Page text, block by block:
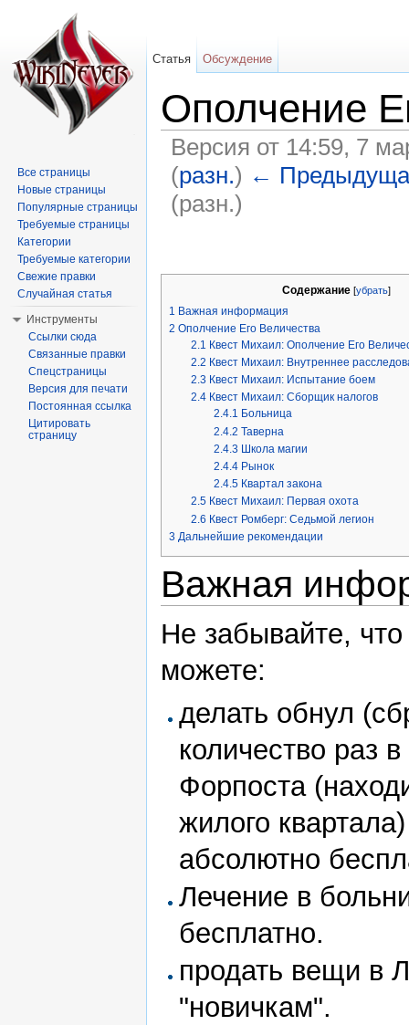
Ополчение
Версия от 14:59, 7
(разн.) ←
(разн.)
Содержание [убрать]
1 Важная информация
2 Ополчение Его Величества
2.1 Квест Михаил: Ополчение Его
2.2 Квест Михаил: Внутреннее
2.3 Квест Михаил: Испытание боем
2.4 Квест Михаил: Сборщик налогов
2.4.1 Больница
2.4.2 Таверна
2.4.3 Школа магии
2.4.4 Рынок
2.4.5 Квартал закона
2.5 Квест Михаил: Первая охота
2.6 Квест Ромберг: Седьмой легион
3 Дальнейшие рекомендации
Важная
Не забывайте,
можете:
делать обнул
количество раз
Форпоста
жилого
абсолютно
Лечение в
бесплатно.
продать вещи в
"новичкам".
Статья Обсуждение
Все страницы
Новые страницы
Популярные страницы
Требуемые страницы
Категории
Требуемые категории
Свежие правки
Случайная статья
Инструменты
Ссылки сюда
Связанные правки
Спецстраницы
Версия для печати
Постоянная ссылка
Цитировать
страницу